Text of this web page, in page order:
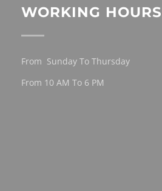
WORKING HOURS
From Sunday To Thursday
From 10 AM To 6 PM